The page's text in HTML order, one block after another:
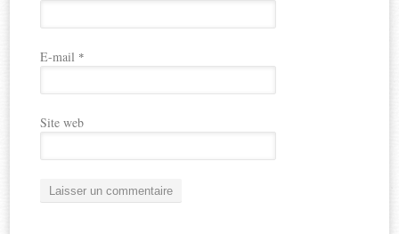
E-mail *
Site web